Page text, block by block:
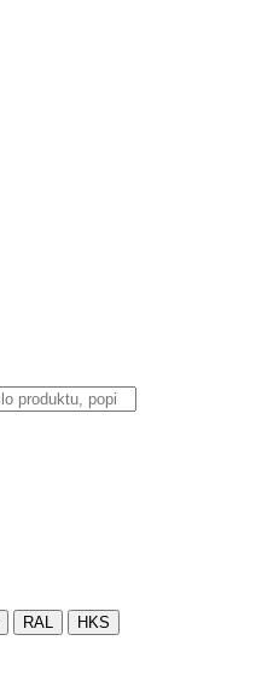
RAL HKS